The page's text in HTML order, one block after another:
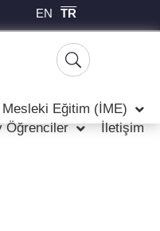
EN TR
Eğitim (İME)
Öğrenciler İletişim